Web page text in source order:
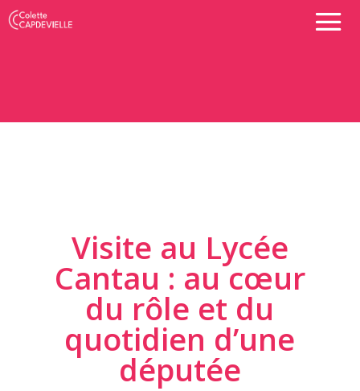
Visite au Lycée
Cantau : au cœur
du rôle et du
quotidien d’une
députée